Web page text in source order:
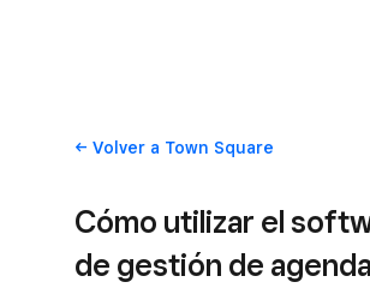
Volvera Town Square
Cómo utilizar el
de gestión de agenda